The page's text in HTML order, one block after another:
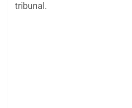
tribunal.